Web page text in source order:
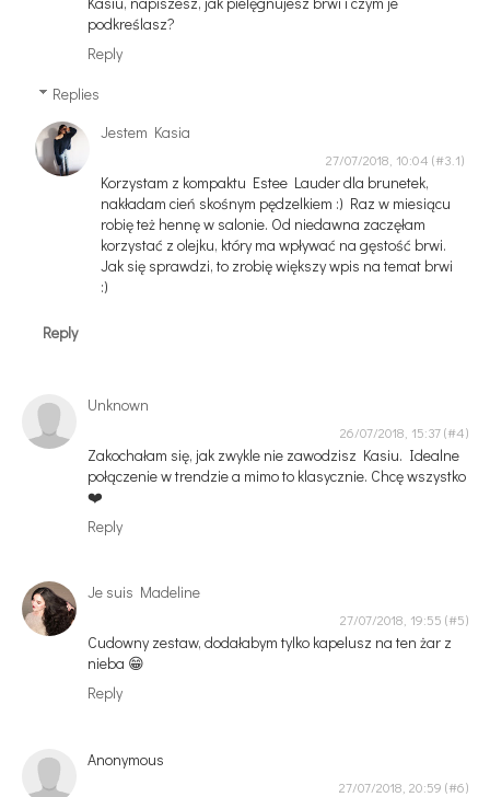
podkreślasz?
Reply
Replies
Jestem Kasia
27/07/2018, 10:04
Korzystam z kompaktu Estee Lauder dla brunetek,
nakładam cień skośnym pędzelkiem :) Raz w miesiącu
robię też hennę w salonie. Od niedawna zaczęłam
korzystać z olejku, który ma wpływać na gęstość brwi.
Jak się sprawdzi, to zrobię większy wpis na temat brwi
:)
Reply
Unknown
26/07/2018, 15:37
Zakochałam się, jak zwykle nie zawodzisz Kasiu. Idealne
połączenie w trendzie a mimo to klasycznie. Chcę wszystko
❤️
Reply
Je suis Madeline
27/07/2018, 19:55
Cudowny zestaw, dodałabym tylko kapelusz na ten żar z
nieba 😁
Reply
Anonymous
27/07/2018, 20:59